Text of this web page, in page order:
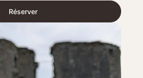
Réserver